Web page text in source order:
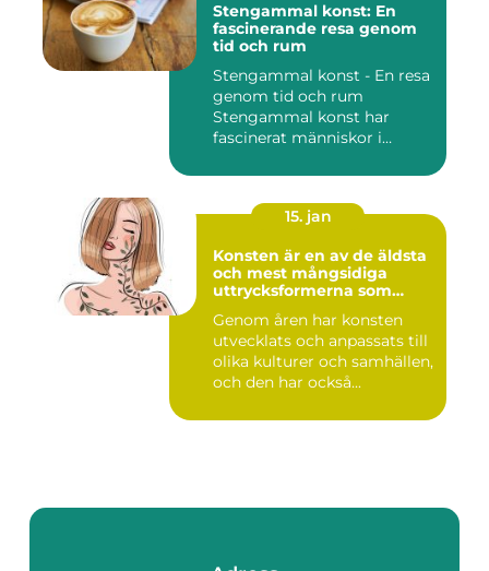
Stengammal konst: En
fascinerande resa genom
tid och rum
Stengammal konst - En resa
genom tid och rum
Stengammal konst har
fascinerat människor i
15. jan
Konsten är en av de äldsta
och mest mångsidiga
uttrycksformerna som
Genom åren har konsten
utvecklats och anpassats till
olika kulturer och samhällen,
och den har också...